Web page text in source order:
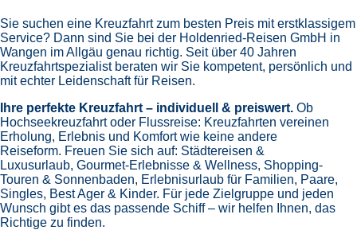
Sie suchen eine Kreuzfahrt zum besten Preis mit erstklassigem
Service? Dann sind Sie bei der Holdenried-Reisen GmbH in
Wangen im Allgäu genau richtig. Seit über 40 Jahren
Kreuzfahrtspezialist beraten wir Sie kompetent, persönlich und
mit echter Leidenschaft für Reisen.
Ihre perfekte Kreuzfahrt – individuell & preiswert. Ob
Hochseekreuzfahrt oder Flussreise: Kreuzfahrten vereinen
Erholung, Erlebnis und Komfort wie keine andere
Reiseform. Freuen Sie sich auf: Städtereisen &
Luxusurlaub, Gourmet-Erlebnisse & Wellness, Shopping-
Touren & Sonnenbaden, Erlebnisurlaub für Familien, Paare,
Singles, Best Ager & Kinder. Für jede Zielgruppe und jeden
Wunsch gibt es das passende Schiff – wir helfen Ihnen, das
Richtige zu finden.